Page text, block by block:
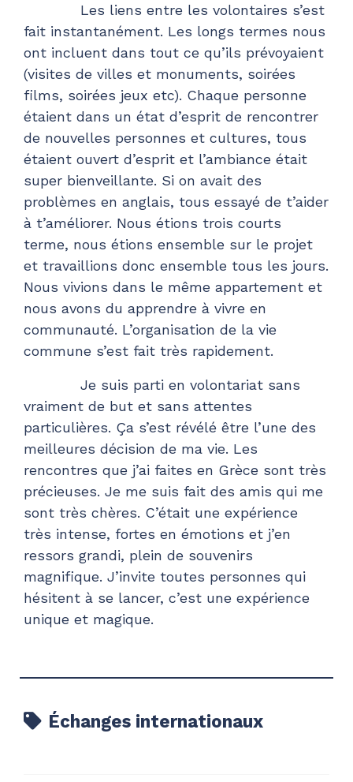
Les liens entre les volontaires s’est
fait instantanément. Les longs termes nous
ont incluent dans tout ce qu’ils prévoyaient
(visites de villes et monuments, soirées
films, soirées jeux etc). Chaque personne
étaient dans un état d’esprit de rencontrer
de nouvelles personnes et cultures, tous
étaient ouvert d’esprit et l’ambiance était
super bienveillante. Si on avait des
problèmes en anglais, tous essayé de t’aider
à t’améliorer. Nous étions trois courts
terme, nous étions ensemble sur le projet
et travaillions donc ensemble tous les jours.
Nous vivions dans le même appartement et
nous avons du apprendre à vivre en
communauté. L’organisation de la vie
commune s’est fait très rapidement.
Je suis parti en volontariat sans
vraiment de but et sans attentes
particulières. Ça s’est révélé être l’une des
meilleures décision de ma vie. Les
rencontres que j’ai faites en Grèce sont très
précieuses. Je me suis fait des amis qui me
sont très chères. C’était une expérience
très intense, fortes en émotions et j’en
ressors grandi, plein de souvenirs
magnifique. J’invite toutes personnes qui
hésitent à se lancer, c’est une expérience
unique et magique.
Échanges internationaux